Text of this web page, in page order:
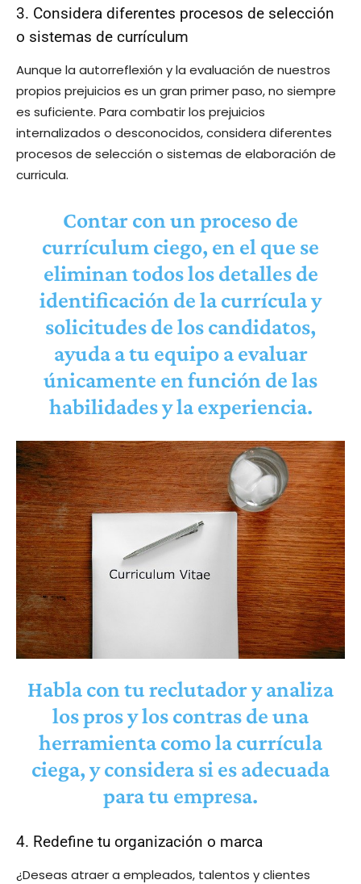
3. Considera diferentes procesos de selección
o sistemas de currículum
Aunque la autorreflexión y la evaluación de nuestros
propios prejuicios es un gran primer paso, no siempre
es suficiente. Para combatir los prejuicios
internalizados o desconocidos, considera diferentes
procesos de selección o sistemas de elaboración de
curricula.
Contar con un proceso de
currículum ciego, en el que se
eliminan todos los detalles de
identificación de la currícula y
solicitudes de los candidatos,
ayuda a tu equipo a evaluar
únicamente en función de las
habilidades y la experiencia.
Habla con tu reclutador y analiza
los pros y los contras de una
herramienta como la currícula
ciega, y considera si es adecuada
para tu empresa.
4. Redefine tu organización o marca
¿Deseas atraer a empleados, talentos y clientes